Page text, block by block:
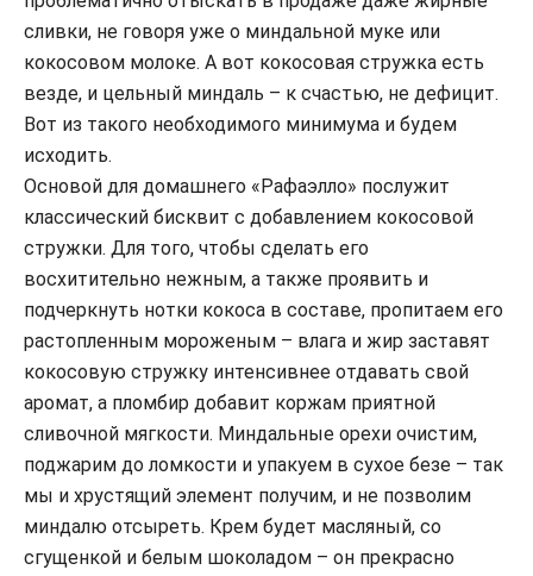
сливки, не говоря уже о миндальной муке или
кокосовом молоке. А вот кокосовая стружка есть
везде, и цельный миндаль – к счастью, не дефицит.
Вот из такого необходимого минимума и будем
исходить.
Основой для домашнего «Рафаэлло» послужит
классический бисквит с добавлением кокосовой
стружки. Для того, чтобы сделать его
восхитительно нежным, а также проявить и
подчеркнуть нотки кокоса в составе, пропитаем его
растопленным мороженым – влага и жир заставят
кокосовую стружку интенсивнее отдавать свой
аромат, а пломбир добавит коржам приятной
сливочной мягкости. Миндальные орехи очистим,
поджарим до ломкости и упакуем в сухое безе – так
мы и хрустящий элемент получим, и не позволим
миндалю отсыреть. Крем будет масляный, со
сгущенкой и белым шоколадом – он прекрасно